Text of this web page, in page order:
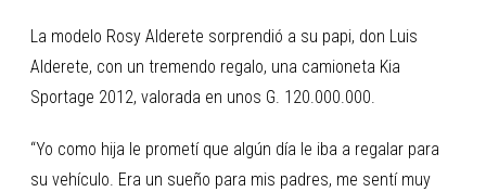
La modelo Rosy Alderete sorprendió a su papi, don Luis
Alderete, con un tremendo regalo, una camioneta Kia
Sportage 2012, valorada en unos G. 120.000.000.
“Yo como hija le prometí que algún día le iba a regalar para
su vehículo. Era un sueño para mis padres, me sentí muy